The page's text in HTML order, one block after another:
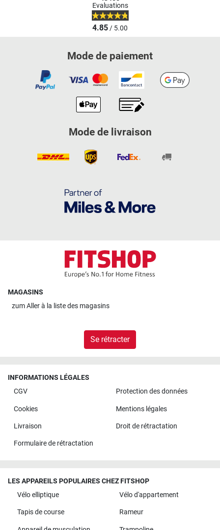
Evaluations
4.85/ 5.00
Mode de paiement
Mode de livraison
MAGASINS
zumAller à la liste des magasins
Se rétracter
INFORMATIONS LÉGALES
CGV
Protection des données
Cookies Mentions légales
Livraison Droit de rétractation
Formulaire de rétractation
LES APPAREILS POPULAIRES CHEZ FITSHOP
Vélo elliptique
Vélo d'appartement
Tapis de course Rameur